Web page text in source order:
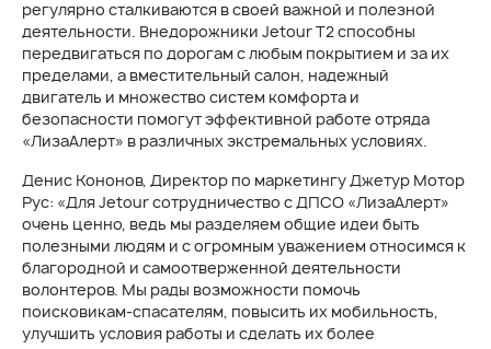
регулярно сталкиваются в своей важной и полезной
деятельности. Внедорожники Jetour T2 способны
передвигаться по дорогам с любым покрытием и за их
пределами, а вместительный салон, надежный
двигатель и множество систем комфорта и
безопасности помогут эффективной работе отряда
«ЛизаАлерт» в различных экстремальных условиях.
Денис Кононов, Директор по маркетингу Джетур Мотор
Рус: «Для Jetour сотрудничество с ДПСО «ЛизаАлерт»
очень ценно, ведь мы разделяем общие идеи быть
полезными людям и с огромным уважением относимся к
благородной и самоотверженной деятельности
волонтеров. Мы рады возможности помочь
поисковикам-спасателям, повысить их мобильность,
улучшить условия работы и сделать их более